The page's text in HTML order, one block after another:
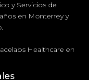
y Servicios de
en Monterrey y
Healthcare en